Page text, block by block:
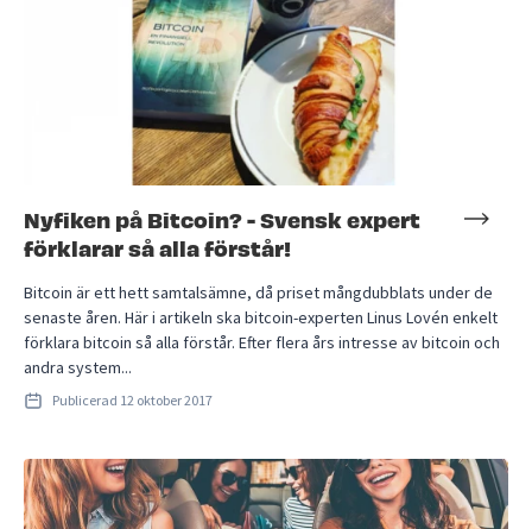
Nyfiken på Bitcoin? - Svensk expert
förklarar så alla förstår!
Bitcoin är ett hett samtalsämne, då priset mångdubblats under de
senaste åren. Här i artikeln ska bitcoin-experten Linus Lovén enkelt
förklara bitcoin så alla förstår. Efter flera års intresse av bitcoin och
andra system...
Publicerad 12 oktober 2017